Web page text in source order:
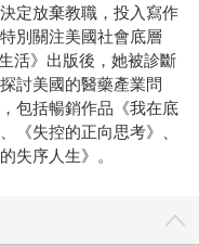
定放棄教職，投入寫作
別關注美國社會底層
活》出版後，她被診斷
討美國的醫藥產業問
包括暢銷作品《我在底
《失控的正向思考》、
失序人生》。